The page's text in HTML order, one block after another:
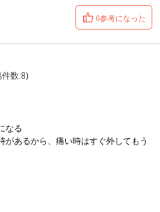
6参考になった
件数:8)
なる
あるから、痛い時はすぐ外してもう